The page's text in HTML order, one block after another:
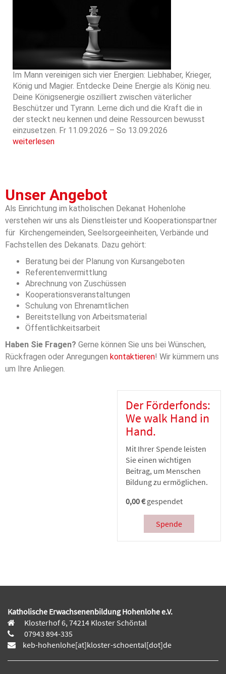
Im Mann vereinigen sich vier Energien: Liebhaber, Krieger,
König und Magier. Entdecke Deine Energie als König neu.
Deine Königsenergie oszilliert zwischen väterlicher
Beschützer und Tyrann. Lerne dich und die Kraft die in
der steckt neu kennen und deine Ressourcen bewusst
einzusetzen. Fr 11.09.2026 – So 13.09.2026
weiterlesen
Unser Angebot
Als Einrichtung im katholischen Dekanat Hohenlohe
verstehen wir uns als Dienstleister und Kooperationspartner
für Kirchengemeinden, Seelsorgeeinheiten, Verbände und
Fachstellen des Dekanats. Dazu gehört:
Beratung bei der Planung von Kursangeboten
Referentenvermittlung
Abrechnung von Zuschüssen
Kooperationsveranstaltungen
Schulung von Ehrenamtlichen
Bereitstellung von Arbeitsmaterial
Öffentlichkeitsarbeit
Haben Sie Fragen? Gerne können Sie uns bei Wünschen,
Rückfragen oder Anregungen kontaktieren! Wir kümmern uns
um Ihre Anliegen.
Der Förderfonds:
We walk Hand in
Hand.
Mit Ihrer Spende leisten
Sie einen wichtigen
Beitrag, um Menschen
Bildung zu ermöglichen.
0,00 €gespendet
Spende
Katholische Erwachsenenbildung Hohenlohe e.V.
Klosterhof 6, 74214 Kloster Schöntal
07943 894-335
keb-hohenlohe[at]kloster-schoental[dot]de